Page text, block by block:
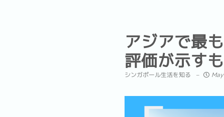
アジアで最
評価が示す
シンガポール生活を知る